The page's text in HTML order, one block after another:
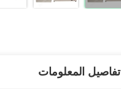
تفاصيل المعلومات